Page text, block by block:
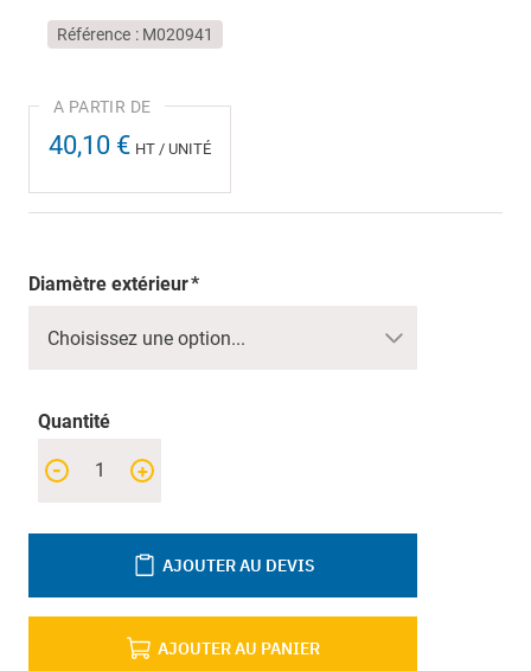
Référence M020941
40,10 € HT / UNITÉ
Diamètre extérieur
Quantité
+
-
AJOUTER AU PANIER
AJOUTER AU DEVIS